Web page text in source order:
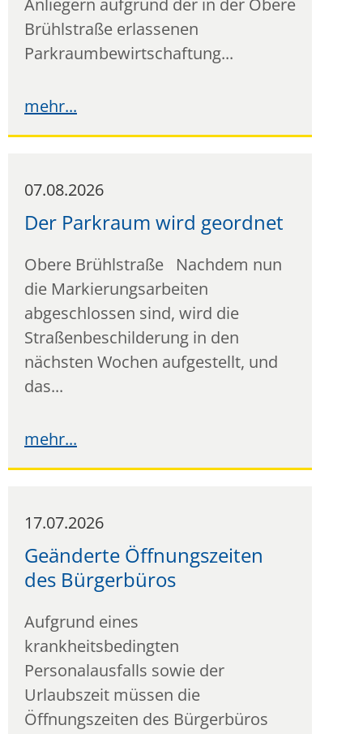
Brühlstraße erlassenen
Parkraumbewirtschaftung...
07.08.2026
Der Parkraum wird geordnet
Obere Brühlstraße Nachdem nun
die Markierungsarbeiten
abgeschlossen sind, wird die
Straßenbeschilderung in den
nächsten Wochen aufgestellt, und
das...
17.07.2026
Geänderte Öffnungszeiten
des Bürgerbüros
Aufgrund eines
krankheitsbedingten
Personalausfalls sowie der
Urlaubszeit müssen die
Öffnungszeiten des Bürgerbüros